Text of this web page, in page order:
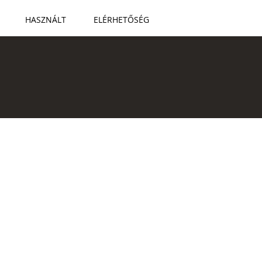
HASZNÁLT ELÉRHETŐSÉG